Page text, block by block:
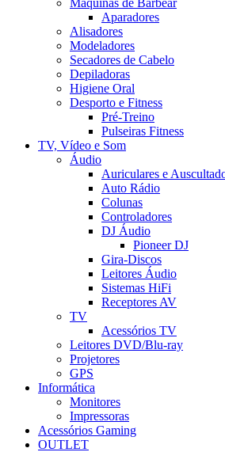
Máquinas de Barbear
Aparadores
Alisadores
Modeladores
Secadores de Cabelo
Depiladoras
Higiene Oral
Desporto e Fitness
Pré-Treino
Pulseiras Fitness
TV, Vídeo e Som
Áudio
Auriculares e
Auto Rádio
Colunas
Controladores
DJ Áudio
Pioneer DJ
Gira-Discos
Leitores Áudio
Sistemas HiFi
Receptores AV
TV
Acessórios TV
Leitores DVD/Blu-ray
Projetores
GPS
Informática
Monitores
Impressoras
Acessórios Gaming
OUTLET